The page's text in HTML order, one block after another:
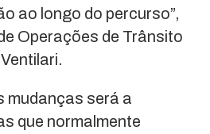
ao longo do percurso”,
Operações de Trânsito
mudanças será a
que normalmente